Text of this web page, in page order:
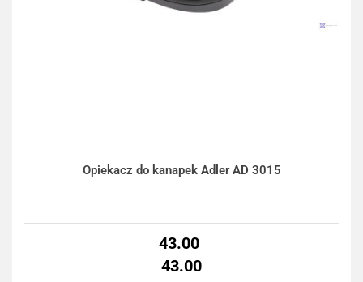
Opiekacz do kanapek Adler AD 3015
43.00
43.00